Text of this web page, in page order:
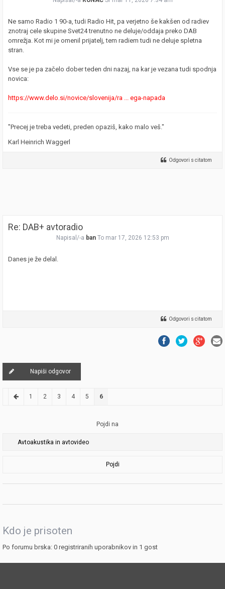
Ne samo Radio 1 90-a, tudi Radio Hit, pa verjetno še kakšen od radiev
znotraj cele skupine Svet24 trenutno ne deluje/oddaja preko DAB
omrežja. Kot mi je omenil prijatelj, tem radiem tudi ne deluje spletna
stran.
Vse se je pa začelo dober teden dni nazaj, na kar je vezana tudi spodnja
novica:
https://www.delo.si/novice/slovenija/ra ... ega-napada
"Precej je treba vedeti, preden opaziš, kako malo veš."
Karl Heinrich Waggerl
Odgovori s citatom
Re: DAB+ avtoradio
Napisal/-a ban To mar 17, 2026 12:53 pm
Danes je že delal.
Odgovori s citatom
Napiši odgovor
1 2 3 4 5 6
Pojdi na
Pojdi
Kdo je prisoten
Po forumu brska: 0 registriranih uporabnikov in 1 gost